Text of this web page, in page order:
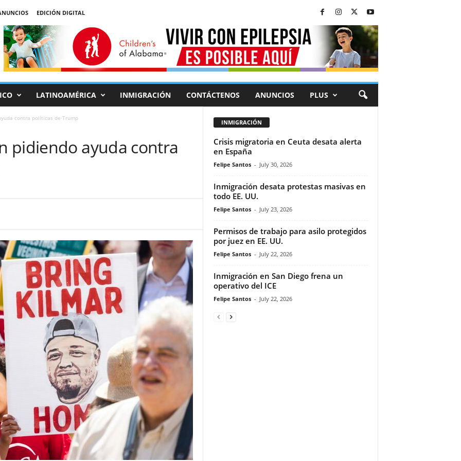
EDICIÓN DIGITAL
LATINOAMÉRICA INMIGRACIÓN CONTÁCTENOS ANUNCIOS PLUS
contra políticas de Trump
pidiendo ayuda contra
INMIGRACIÓN
Crisis migratoria en Ceuta desata alerta
en España
Felipe Santos - July 30, 2026
Inmigración desata protestas masivas en
todo EE. UU.
Felipe Santos - July 23, 2026
Permisos de trabajo para asilo protegidos
por juez en EE. UU.
Felipe Santos - July 22, 2026
Inmigración en San Diego frena un
operativo del ICE
Felipe Santos - July 22, 2026